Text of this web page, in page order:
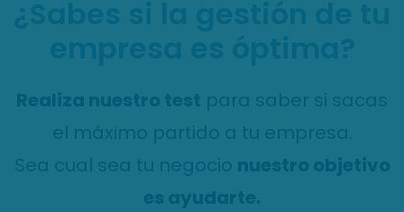
Realiza nuestro test para saber si sacas
el máximo partido a tu empresa.
Sea cual sea tu negocio nuestro objetivo
es ayudarte.